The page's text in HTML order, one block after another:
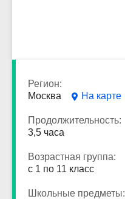
Регион:
Москва
На карте
Продолжительность:
3,5 часа
Возрастная группа:
с 1 по 11 класс
Школьные предметы: